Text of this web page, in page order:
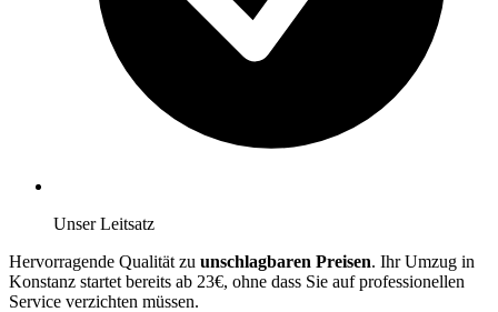
Unser Leitsatz
Hervorragende Qualität zu unschlagbaren Preisen. Ihr Umzug in
Konstanz startet bereits ab 23€, ohne dass Sie auf professionellen
Service verzichten müssen.